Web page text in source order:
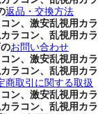
返品・交換方法
ン、激安乱視用カラ
ラコン、乱視用カラ
お問い合わせ
ン、激安乱視用カラ
ラコン、乱視用カラ
商取引に関する取扱
ン、激安乱視用カラ
ラコン、乱視用カラ